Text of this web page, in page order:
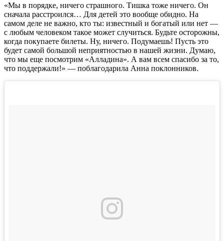
«Мы в порядке, ничего страшного. Тишка тоже ничего. Он
сначала расстроился… Для детей это вообще обидно. На
самом деле не важно, кто ты: известный и богатый или нет —
с любым человеком такое может случиться. Будьте осторожны,
когда покупаете билеты. Ну, ничего. Подумаешь! Пусть это
будет самой большой неприятностью в нашей жизни. Думаю,
что мы еще посмотрим «Алладина». А вам всем спасибо за то,
что поддержали!» — поблагодарила Анна поклонников.